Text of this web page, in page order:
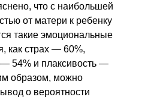
что с наибольшей
от матери к ребенку
такие эмоциональные
как страх — 60%,
— 54% и плаксивость —
образом, можно
о вероятности